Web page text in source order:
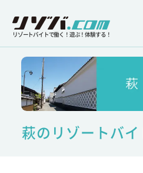
リゾートバイトで働く！遊ぶ！体験する！
萩のリゾートバ